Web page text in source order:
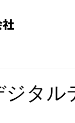
ジタル